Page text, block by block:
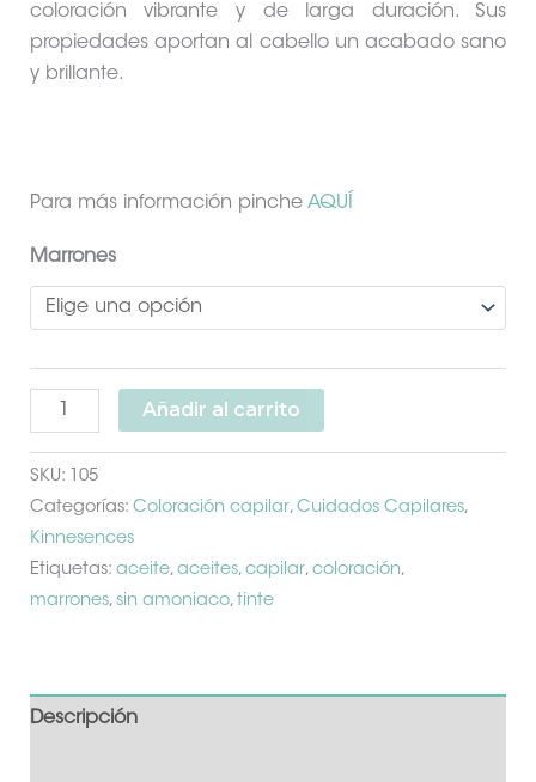
coloración vibrante y de larga duración. Sus
propiedades aportan al cabello un acabado sano
y brillante.
Para más información pincheAQUÍ
Marrones
Añadir al carrito
SKU: 105
Categorías: Coloración capilar, Cuidados Capilares,
Kinnesences
Etiquetas: aceite, aceites, capilar, coloración,
marrones, sin amoniaco, tinte
Descripción